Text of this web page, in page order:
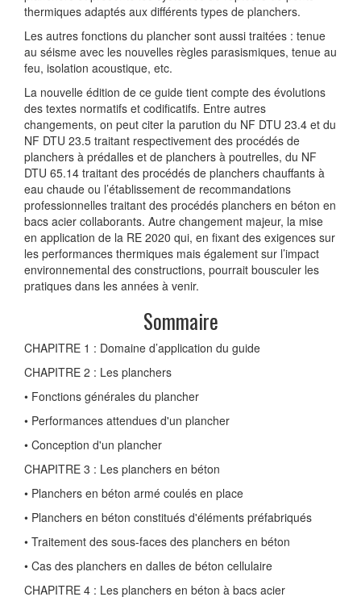
thermiques adaptés aux différents types de planchers.
Les autres fonctions du plancher sont aussi traitées : tenue
au séisme avec les nouvelles règles parasismiques, tenue au
feu, isolation acoustique, etc.
La nouvelle édition de ce guide tient compte des évolutions
des textes normatifs et codificatifs. Entre autres
changements, on peut citer la parution du NF DTU 23.4 et du
NF DTU 23.5 traitant respectivement des procédés de
planchers à prédalles et de planchers à poutrelles, du NF
DTU 65.14 traitant des procédés de planchers chauffants à
eau chaude ou l’établissement de recommandations
professionnelles traitant des procédés planchers en béton en
bacs acier collaborants. Autre changement majeur, la mise
en application de la RE 2020 qui, en fixant des exigences sur
les performances thermiques mais également sur l’impact
environnemental des constructions, pourrait bousculer les
pratiques dans les années à venir.
Sommaire
CHAPITRE 1 : Domaine d’application du guide
CHAPITRE 2 : Les planchers
• Fonctions générales du plancher
• Performances attendues d'un plancher
• Conception d'un plancher
CHAPITRE 3 : Les planchers en béton
• Planchers en béton armé coulés en place
• Planchers en béton constitués d'éléments préfabriqués
• Traitement des sous-faces des planchers en béton
• Cas des planchers en dalles de béton cellulaire
CHAPITRE 4 : Les planchers en béton à bacs acier